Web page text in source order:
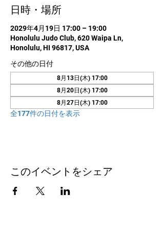
日時・場所
2029年4月19日 17:00 – 19:00
Honolulu Judo Club, 620 Waipa Ln,
Honolulu, HI 96817, USA
その他の日付
8月13日(木) 17:00
8月20日(木) 17:00
8月27日(木) 17:00
全177件の日付を表示
このイベントをシェア